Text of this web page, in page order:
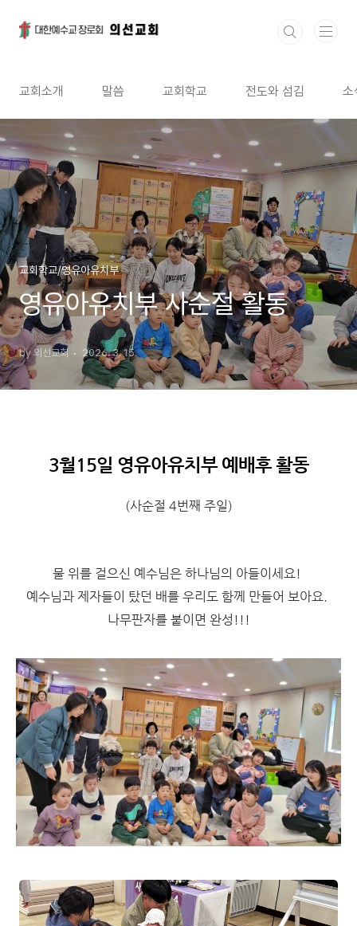
교회소개 말씀 교회학교 전도와 섬김 소
교회학교/영유아유치부
영유아유치부 사순절 활동
by 의선교회 2026. 3. 15.
3월15일 영유아유치부 예배후 활동
(사순절 4번째 주일)
물 위를 걸으신 예수님은 하나님의 아들이세요!
예수님과 제자들이 탔던 배를 우리도 함께 만들어 보아요.
나무판자를 붙이면 완성!!!